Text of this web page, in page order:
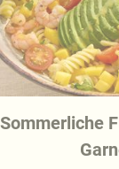
Sommerliche